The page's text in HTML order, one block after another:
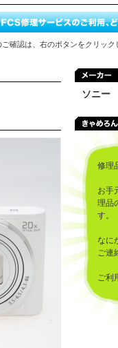
確認は、右のボタンをクリック
ソニー
修理
お手
理品
す。
なに
ご連
ご利